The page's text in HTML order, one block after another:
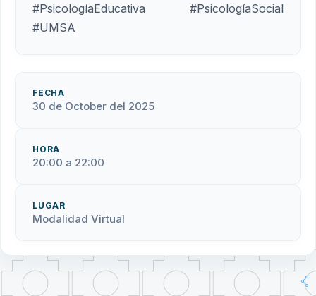
#PsicologíaEducativa #PsicologíaSocial
#UMSA
FECHA
30 de October del 2025
HORA
20:00 a 22:00
LUGAR
Modalidad Virtual